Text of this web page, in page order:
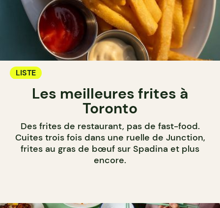
LISTE
Les meilleures frites à
Toronto
Des frites de restaurant, pas de fast-food.
Cuites trois fois dans une ruelle de Junction,
frites au gras de bœuf sur Spadina et plus
encore.